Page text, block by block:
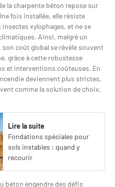
la charpente béton repose sur
fois installée, elle résiste
xylophages, et ne se
Ainsi, malgré un
coût global se révèle souvent
grâce à cette robustesse
et interventions coûteuses. En
deviennent plus strictes,
comme la solution de choix,
Lire la suite
Fondations spéciales pour
sols instables : quand y
recourir
béton engendre des défis